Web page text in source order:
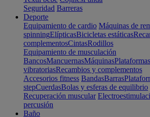
Seguridad Barreras
Deporte
Equipamiento de cardio Máquinas de
spinningElípticasBicicletas estáticas
complementosCintasRodillos
Equipamiento de musculación
BancosMancuernasMáquinasPlataformas
vibratoriasRecambios y complementos
Accesorios fitness BandasBarras
stepCuerdasBolas y esferas de equilibrio
Recuperación muscular
percusión
Baño